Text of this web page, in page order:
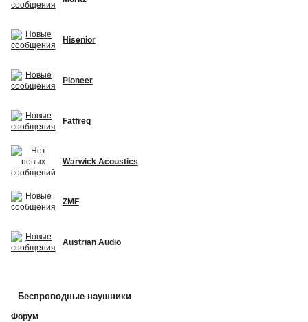
Hisenior
Pioneer
Fatfreq
Warwick Acoustics
ZMF
Austrian Audio
Беспроводные наушники
Форум